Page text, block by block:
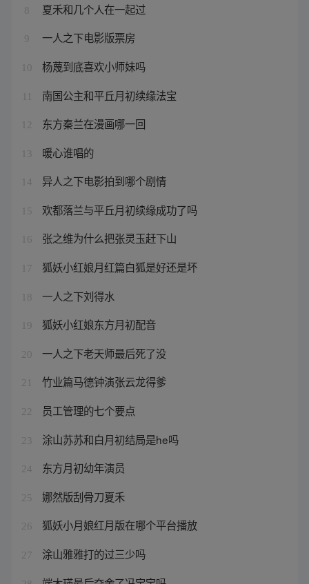
8 夏禾和几个人在一起过
9 一人之下电影版票房
10 杨蔑到底喜欢小师妹吗
南国公主和平丘月初续缘法宝
12 东方秦兰在漫画哪一回
13 暖心谁唱的
14 异人之下电影拍到哪个剧情
15 欢都落兰与平丘月初续缘成功了吗
16 张之维为什么把张灵玉赶下山
17 狐妖小红娘月红篇白狐是好还是坏
18 一人之下刘得水
19 狐妖小红娘东方月初配音
20 一人之下老天师最后死了没
21 竹业篇马德钟演张云龙得爹
22 员工管理的七个要点
23 涂山苏苏和白月初结局是he吗
24 东方月初幼年演员
25 娜然版刮骨刀夏禾
26 狐妖小月娘红月版在哪个平台播放
27 涂山雅雅打的过三少吗